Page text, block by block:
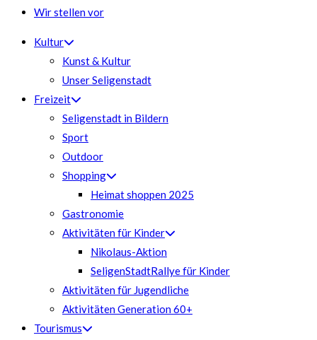
Wir stellen vor
Kultur
Kunst & Kultur
Unser Seligenstadt
Freizeit
Seligenstadt in Bildern
Sport
Outdoor
Shopping
Heimat shoppen 2025
Gastronomie
Aktivitäten für Kinder
Nikolaus-Aktion
SeligenStadtRallye für Kinder
Aktivitäten für Jugendliche
Aktivitäten Generation 60+
Tourismus